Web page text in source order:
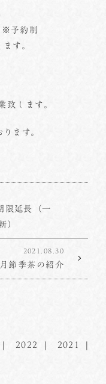
予約制
す。
します。
ます。
限延長（一
）
2021.08.30
節季茶の紹介
2022
2021